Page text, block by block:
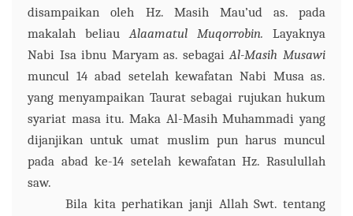
disampaikan oleh Hz. Masih Mau’ud
as. pada
makalah beliauAlaamatul Muqorrobin. Layaknya
Nabi Isa ibnu Maryam as. sebagaiAl-Masih Musawi
muncul 14 abad setelah kewafatan Nabi Musa as.
yang menyampaikan Taurat sebagai rujukan hukum
syariat masa itu. Maka Al-Masih Muhammadi yang
dijanjikan untuk umat muslim pun harus muncul
pada abad ke-14 setelah kewafatan Hz. Rasulullah
saw.
Bila kita perhatikan janji Allah Swt. tentang